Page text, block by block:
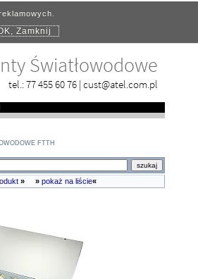
Zamknij
Światłowodowe
tel.:77 455 60 76 | cust@atel.com.pl
FTTH
» » pokaż na liście«